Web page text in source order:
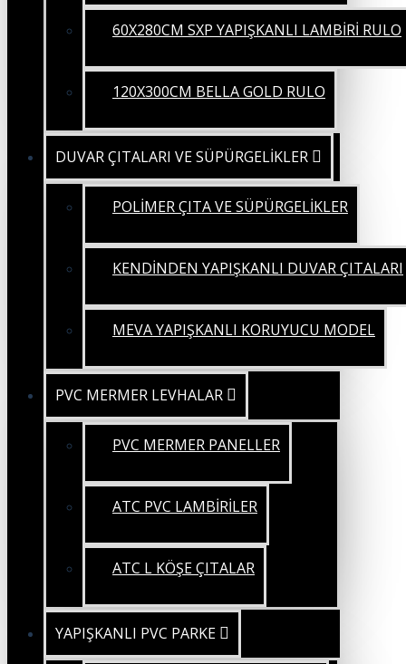
60X280CM SXP YAPIŞKANLI LAMBİRİ RULO
120X300CM BELLA GOLD RULO
DUVAR ÇITALARI VE SÜPÜRGELİKLER
POLİMER ÇITA VE SÜPÜRGELİKLER
KENDİNDEN YAPIŞKANLI DUVAR ÇITALARI
MEVA YAPIŞKANLI KORUYUCU MODEL
PVC MERMER LEVHALAR
PVC MERMER PANELLER
ATC PVC LAMBİRİLER
ATC L KÖŞE ÇITALAR
YAPIŞKANLI PVC PARKE